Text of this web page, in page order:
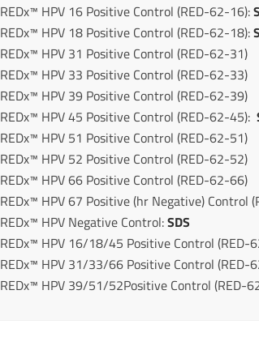
REDx™ HPV 16 Positive Control (RED-62-16):
REDx™ HPV 18 Positive Control (RED-62-18):
REDx™ HPV 31 Positive Control (RED-62-31)
REDx™ HPV 33 Positive Control (RED-62-33)
REDx™ HPV 39 Positive Control (RED-62-39)
REDx™ HPV 45 Positive Control (RED-62-45):
REDx™ HPV 51 Positive Control (RED-62-51)
REDx™ HPV 52 Positive Control (RED-62-52)
REDx™ HPV 66 Positive Control (RED-62-66)
REDx™ HPV 67 Positive (hr Negative) Control
REDx™ HPV Negative Control:SDS
REDx™ HPV 16/18/45 Positive Control (RED-
REDx™ HPV 31/33/66 Positive Control (RED-
REDx™ HPV 39/51/52Positive Control (RED-